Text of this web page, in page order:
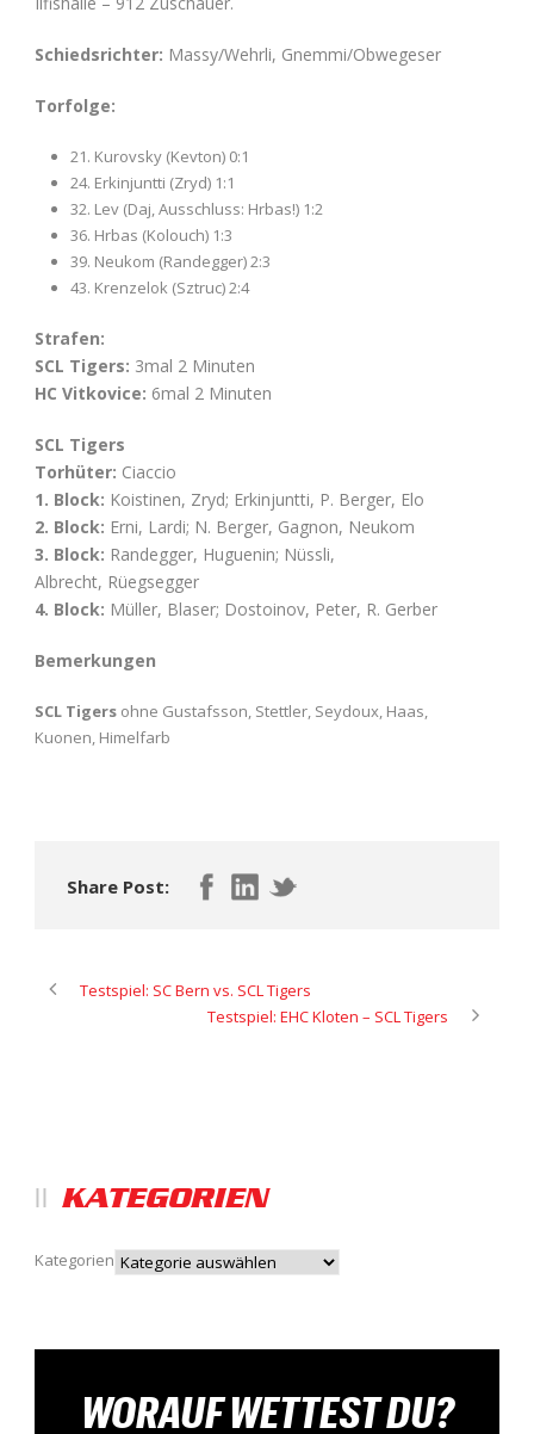
Schiedsrichter: Massy/Wehrli, Gnemmi/Obwegeser
Torfolge:
21. Kurovsky (Kevton) 0:1
24. Erkinjuntti (Zryd) 1:1
32. Lev (Daj, Ausschluss: Hrbas!) 1:2
36. Hrbas (Kolouch) 1:3
39. Neukom (Randegger) 2:3
43. Krenzelok (Sztruc) 2:4
Strafen:
SCL Tigers: 3mal 2 Minuten
HC Vitkovice: 6mal 2 Minuten
SCL Tigers
Torhüter: Ciaccio
1. Block: Koistinen, Zryd; Erkinjuntti, P. Berger, Elo
2. Block: Erni, Lardi; N. Berger, Gagnon, Neukom
3. Block: Randegger, Huguenin; Nüssli,
Albrecht, Rüegsegger
4. Block: Müller, Blaser; Dostoinov, Peter, R. Gerber
Bemerkungen
SCL Tigers ohne Gustafsson, Stettler, Seydoux, Haas,
Kuonen, Himelfarb
Share Post:
Testspiel: SC Bern vs. SCL Tigers
Testspiel: EHC Kloten – SCL Tigers
KATEGORIEN
Kategorien